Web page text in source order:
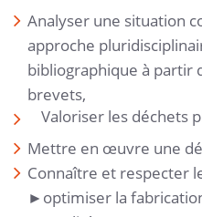
Analyser une situation
approche
bibliographique à partir
brevets,
Valoriser les déchets
Mettre en œuvre une
Connaître et respecter
►optimiser la